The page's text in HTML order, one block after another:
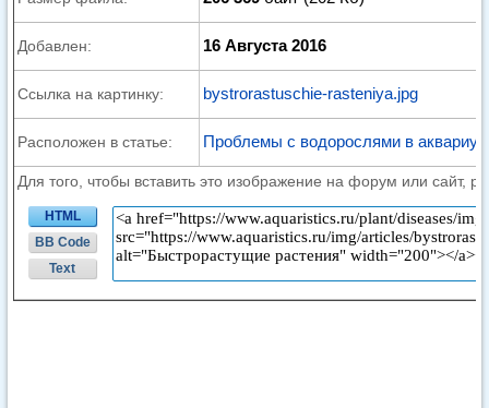
Добавлен: 16 Августа 2016
Ссылка на картинку: bystrorastuschie-rasteniya.jpg
Расположен в статье: Проблемы с водорослями в
Для того, чтобы вставить это изображение на форум или сайт,
HTML
BB Code
Text